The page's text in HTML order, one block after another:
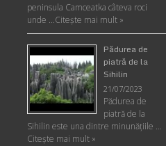
peninsula Camceatka câteva roci
unde …Citește mai mult »
Pădurea de
piatră de la
Sihilin
21/07/2023
Pădurea de
piatră de la
Sihilin este una dintre minunăţiile …
Citește mai mult »